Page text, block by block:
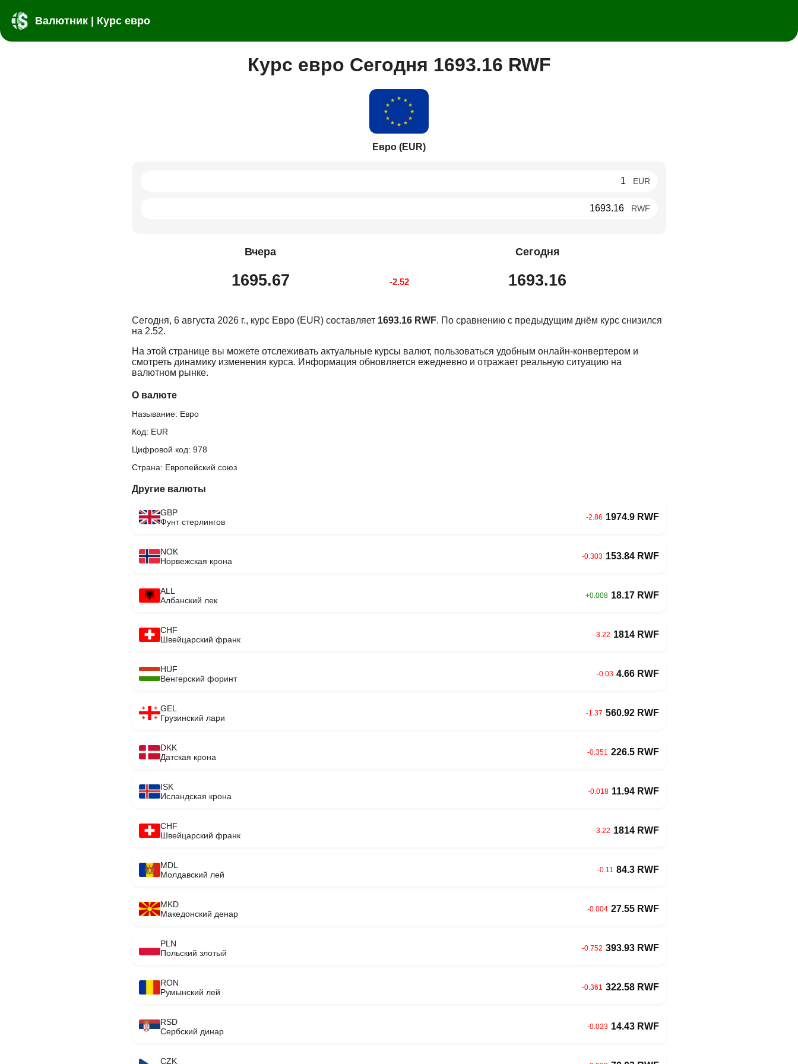
Валютник | Курс евро
Курс евро Сегодня 1693.16 RWF
Евро (EUR)
EUR
RWF
Вчера
1695.67 -2.52
Сегодня
1693.16
Сегодня, 6 августа 2026 г., курс Евро (EUR) составляет 1693.16 RWF. По сравнению с предыдущим днём курс снизился
на 2.52.
На этой странице вы можете отслеживать актуальные курсы валют, пользоваться удобным онлайн-конвертером и
смотреть динамику изменения курса. Информация обновляется ежедневно и отражает реальную ситуацию на
валютном рынке.
О валюте
Называние: Евро
Код: EUR
Цифровой код: 978
Страна: Европейский союз
Другие валюты
GBP
Фунт стерлингов
-2.86 1974.9 RWF
NOK
Норвежская крона
-0.303 153.84 RWF
ALL
Албанский лек
+0.008 18.17 RWF
CHF
Швейцарский франк
-3.22 1814 RWF
HUF
Венгерский форинт
-0.03 4.66 RWF
GEL
Грузинский лари
-1.37 560.92 RWF
DKK
Датская крона
-0.351 226.5 RWF
ISK
Исландская крона
-0.018 11.94 RWF
CHF
Швейцарский франк
-3.22 1814 RWF
MDL
Молдавский лей
-0.11 84.3 RWF
MKD
Македонский денар
-0.004 27.55 RWF
PLN
Польский злотый
-0.752 393.93 RWF
RON
Румынский лей
-0.361 322.58 RWF
RSD
Сербский динар
-0.023 14.43 RWF
CZK